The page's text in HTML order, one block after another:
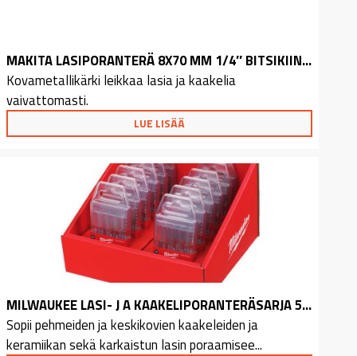
MAKITA LASIPORANTERÄ 8X70 MM 1/4″ BITSIKIINNITYS
Kovametallikärki leikkaa lasia ja kaakelia
vaivattomasti.
LUE LISÄÄ
MILWAUKEE LASI- J A KAAKELIPORANTERÄSARJA 5-OS
Sopii pehmeiden ja keskikovien kaakeleiden ja
keramiikan sekä karkaistun lasin poraamisee...